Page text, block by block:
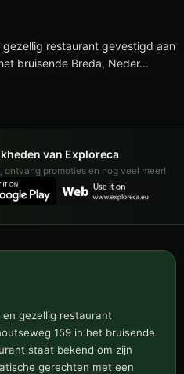
restaurant gevestigd aan
bruisende Breda, Neder...
van Exploreca
promoties en nog veel meer!
en gezellig restaurant
159 in het bruisende
staat bekend om zijn
gerechten met een